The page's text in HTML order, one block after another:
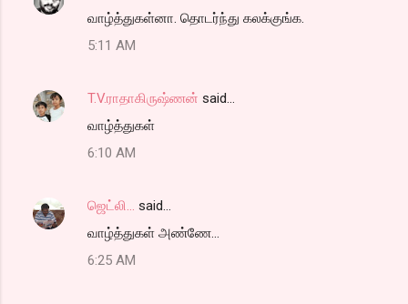
வாழ்த்துகள்னா. தொடர்ந்து கலக்குங்க.
5:11 AM
T.V.ராதாகிருஷ்ணன் said…
வாழ்த்துகள்
6:10 AM
ஜெட்லி...
said…
வாழ்த்துகள் அண்ணே...
6:25 AM